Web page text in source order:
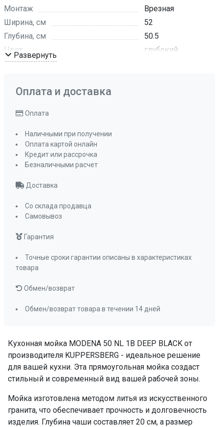
Монтаж
Врезная
Ширина, см
52
Глубина, см
50.5
Цвет
глубокий
ПРОМО Скидка
Развернуть
Кухонная мойка MODENA 50 NL 1B DEEP BLACK от
производителя KUPPERSBERG - идеальное решение
для вашей кухни. Эта прямоугольная мойка создаст
стильный и современный вид вашей рабочей зоны.
Мойка изготовлена методом литья из искусственного
гранита, что обеспечивает прочность и долговечность
изделия. Глубина чаши составляет 20 см, а размер
Оплата и доставка
Оплата
Наличными при получении
Оплата картой онлайн
Кредит или рассрочка
Безналичными расчет
Доставка
Со склада продавца
Самовывоз
Гарантия
Точные сроки гарантии описаны в характеристиках
товара
Обмен/возврат
Обмен/возврат товара в течении 14 дней